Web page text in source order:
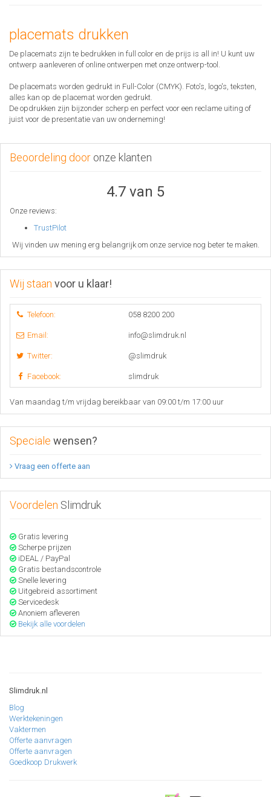
placemats drukken
De placemats zijn te bedrukken in full color en de prijs is all in! U kunt uw
ontwerp aanleveren of online ontwerpen met onze ontwerp-tool.
De placemats worden gedrukt in Full-Color (CMYK). Foto's, logo's, teksten,
alles kan op de placemat worden gedrukt.
De opdrukken zijn bijzonder scherp en perfect voor een reclame uiting of
juist voor de presentatie van uw onderneming!
Beoordeling door onze klanten
4.7 van 5
Onze reviews:
TrustPilot
Wij vinden uw mening erg belangrijk om onze service nog beter te maken.
Wij staan voor u klaar!
Telefoon: 058 8200 200
Email: info@slimdruk.nl
Twitter: @slimdruk
Facebook: slimdruk
Van maandag t/m vrijdag bereikbaar van 09:00 t/m 17:00 uur
Speciale wensen?
Vraag een offerte aan
Voordelen Slimdruk
Gratis levering
Scherpe prijzen
iDEAL / PayPal
Gratis bestandscontrole
Snelle levering
Uitgebreid assortiment
Servicedesk
Anoniem afleveren
Bekijk alle voordelen
Slimdruk.nl
Blog
Werktekeningen
Vaktermen
Offerte aanvragen
Offerte aanvragen
Goedkoop Drukwerk